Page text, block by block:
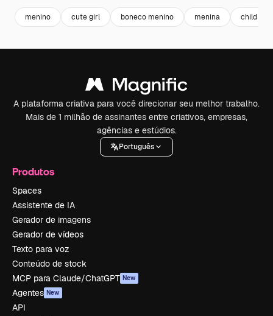
menino cute girl boneco menino menina child
A plataforma criativa para você direcionar seu melhor trabalho.
Mais de 1 milhão de assinantes entre criativos, empresas,
agências e estúdios.
Português
Produtos
Spaces
Assistente de IA
Gerador de imagens
Gerador de vídeos
Texto para voz
Conteúdo de stock
MCP para Claude/ChatGPT New
Agentes New
API